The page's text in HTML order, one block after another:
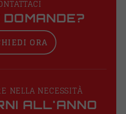
ORA
NELLA NECESSITÀ
ALL'ANNO